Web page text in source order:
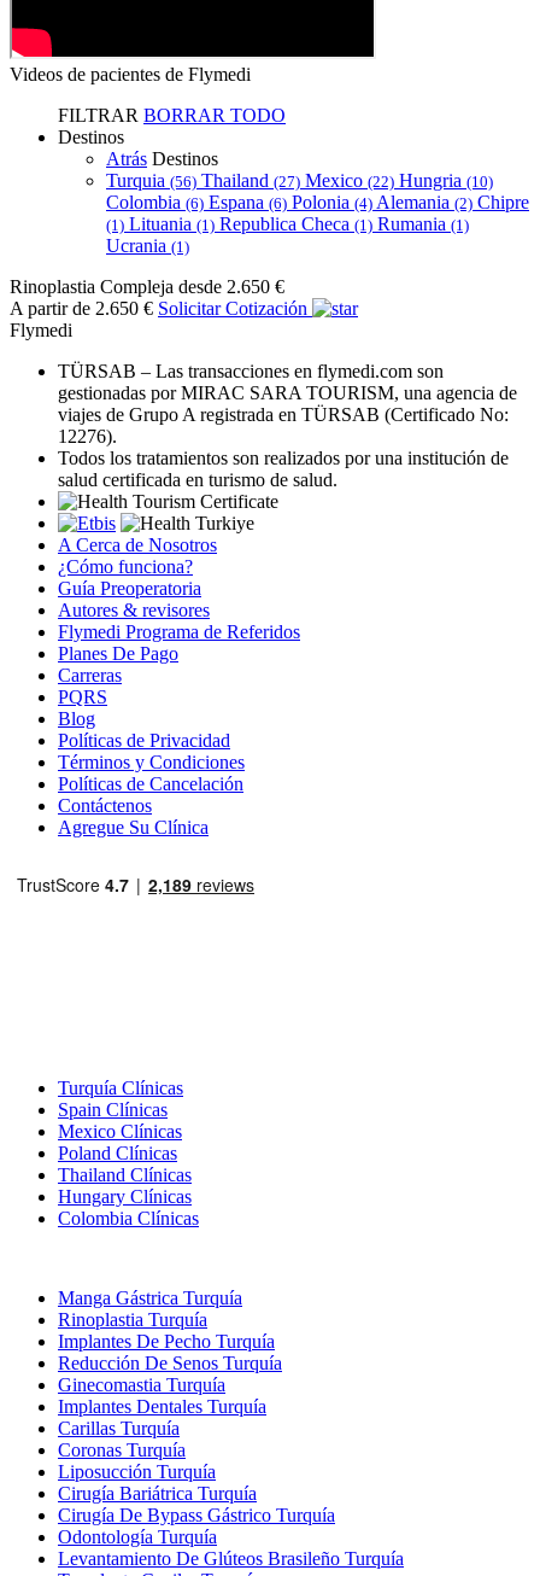
Videos de pacientes de Flymedi
FILTRAR BORRAR TODO
Destinos
Atrás Destinos
Turquia (56) Thailand (27) Mexico (22) Hungria (10)
Colombia (6) Espana (6) Polonia (4) Alemania (2) Chipre
(1) Lituania (1) Republica Checa (1) Rumania (1)
Ucrania (1)
Rinoplastia Compleja desde 2.650 €
A partir de 2.650 € Solicitar Cotización
Flymedi
TÜRSAB – Las transacciones en flymedi.com son
gestionadas por MIRAC SARA TOURISM, una agencia de
viajes de Grupo A registrada en TÜRSAB (Certificado No:
12276).
Todos los tratamientos son realizados por una institución de
salud certificada en turismo de salud.
A Cerca de Nosotros
¿Cómo funciona?
Guía Preoperatoria
Autores & revisores
Flymedi Programa de Referidos
Planes De Pago
Carreras
PQRS
Blog
Políticas de Privacidad
Términos y Condiciones
Políticas de Cancelación
Contáctenos
Agregue Su Clínica
Turquía Clínicas
Spain Clínicas
Mexico Clínicas
Poland Clínicas
Thailand Clínicas
Hungary Clínicas
Colombia Clínicas
Manga Gástrica Turquía
Rinoplastia Turquía
Implantes De Pecho Turquía
Reducción De Senos Turquía
Ginecomastia Turquía
Implantes Dentales Turquía
Carillas Turquía
Coronas Turquía
Liposucción Turquía
Cirugía Bariátrica Turquía
Cirugía De Bypass Gástrico Turquía
Odontología Turquía
Levantamiento De Glúteos Brasileño Turquía